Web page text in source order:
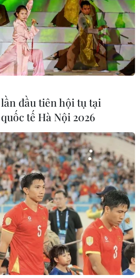
đầu tiên hội tụ tại
tế Hà Nội 2026